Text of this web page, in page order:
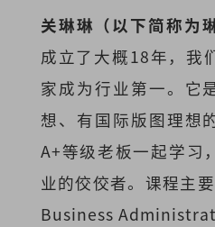
关琳琳（以下简称为琳
成立了大概18年，我
家成为行业第一。它
想、有国际版图理想
A+等级老板一起学习
业的佼佼者。课程主
Business